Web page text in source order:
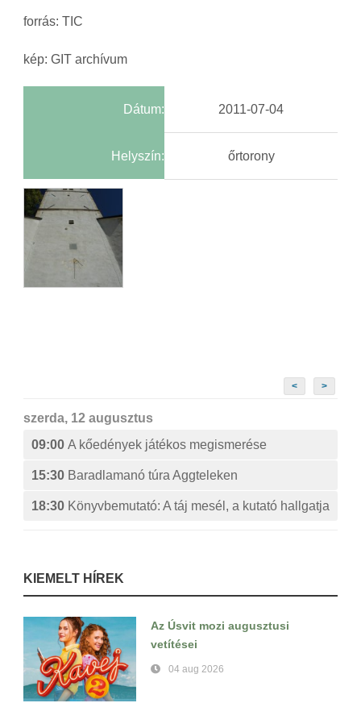
forrás: TIC
kép: GIT archívum
Dátum: 2011-07-04
Helyszín: őrtorony
< >
szerda, 12 augusztus
09:00 A kőedények játékos megismerése
15:30 Baradlamanó túra Aggteleken
18:30 Könyvbemutató: A táj mesél, a kutató hallgatja
KIEMELT HÍREK
Az Úsvit mozi augusztusi
vetítései
04 aug 2026